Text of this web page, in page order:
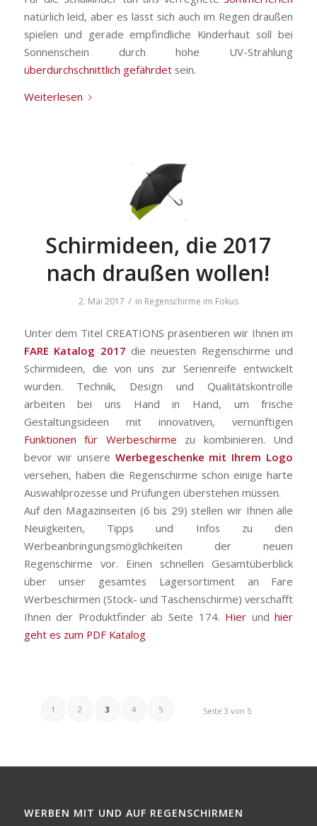
natürlich leid, aber es lässt sich auch im Regen draußen
spielen und gerade empfindliche Kinderhaut soll bei
Sonnenschein durch hohe UV-Strahlung
überdurchschnittlich gefährdetsein.
Weiterlesen
Schirmideen, die 2017
nach draußen wollen!
2. Mai 2017 / in Regenschirme im Fokus
Unter dem Titel CREATIONS präsentieren wir Ihnen im
FARE Katalog 2017 die neuesten Regenschirme und
Schirmideen, die von uns zur Serienreife entwickelt
wurden. Technik, Design und Qualitätskontrolle
arbeiten bei uns Hand in Hand, um frische
Gestaltungsideen mit innovativen, vernünftigen
Funktionen für Werbeschirme zu kombinieren. Und
bevor wir unsere Werbegeschenke mit Ihrem Logo
versehen, haben die Regenschirme schon einige harte
Auswahlprozesse und Prüfungen überstehen müssen.
Auf den Magazinseiten (6 bis 29) stellen wir Ihnen alle
Neuigkeiten, Tipps und Infos zu den
Werbeanbringungsmöglichkeiten der neuen
Regenschirme vor. Einen schnellen Gesamtüberblick
über unser gesamtes Lagersortiment an Fare
Werbeschirmen (Stock- und Taschenschirme) verschafft
Ihnen der Produktfinder ab Seite 174. Hier undhier
geht es zum PDF Katalog
Seite 3 von 5
1 2 3 4 5
WERBEN MIT UND AUF REGENSCHIRMEN